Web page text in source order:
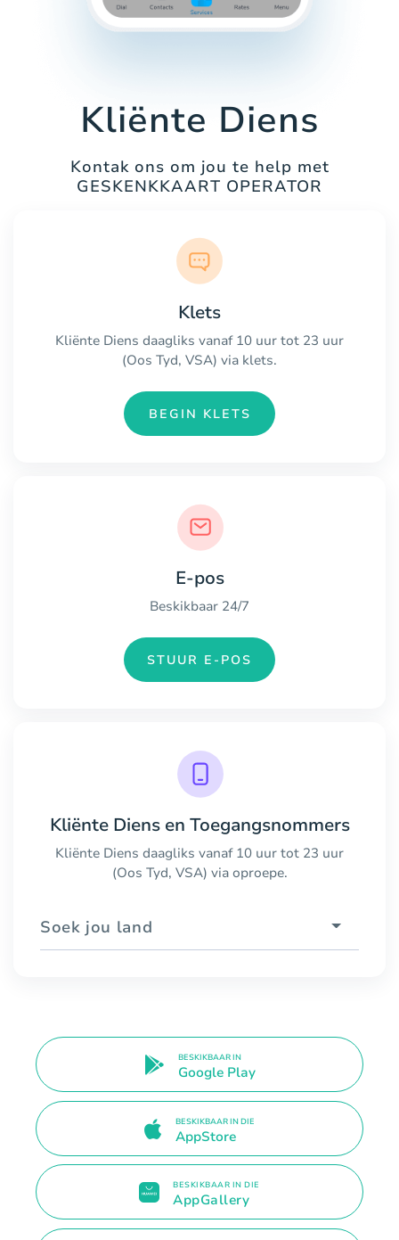
Kliënte Diens
Kontak ons om jou te help met
GESKENKKAART OPERATOR
Klets
Kliënte Diens daagliks vanaf 10 uur tot 23 uur
(Oos Tyd, VSA) via klets.
BEGIN KLETS
E-pos
Beskikbaar 24/7
STUUR E-POS
Kliënte Diens en Toegangsnommers
Kliënte Diens daagliks vanaf 10 uur tot 23 uur
(Oos Tyd, VSA) via oproepe.
Soek jou land
BESKIKBAAR IN
Google Play
BESKIKBAAR IN DIE
AppStore
BESKIKBAAR IN DIE
AppGallery